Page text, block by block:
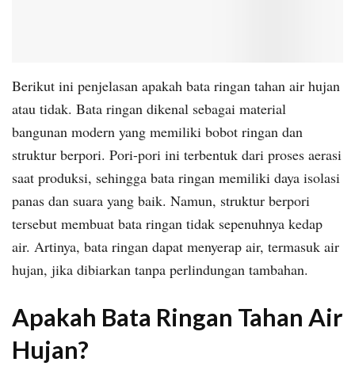
Berikut ini penjelasan apakah bata ringan tahan air hujan
atau tidak. Bata ringan dikenal sebagai material
bangunan modern yang memiliki bobot ringan dan
struktur berpori. Pori-pori ini terbentuk dari proses aerasi
saat produksi, sehingga bata ringan memiliki daya isolasi
panas dan suara yang baik. Namun, struktur berpori
tersebut membuat bata ringan tidak sepenuhnya kedap
air. Artinya, bata ringan dapat menyerap air, termasuk air
hujan, jika dibiarkan tanpa perlindungan tambahan.
Apakah Bata Ringan Tahan Air
Hujan?